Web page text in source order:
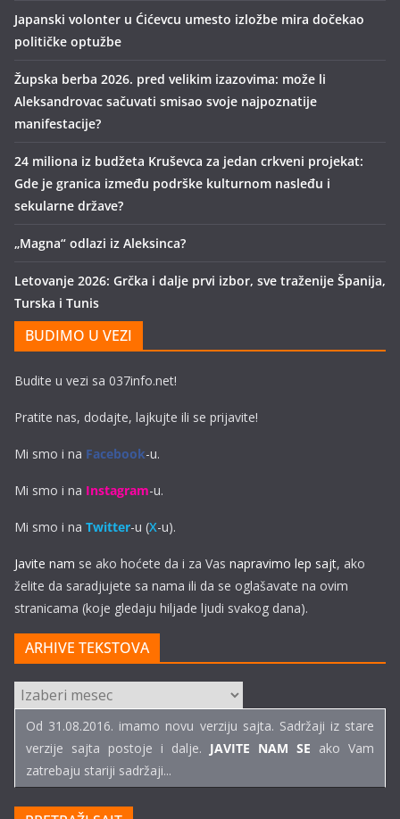
Japanski volonter u Ćićevcu umesto izložbe mira dočekao
političke optužbe
Župska berba 2026. pred velikim izazovima: može li
Aleksandrovac sačuvati smisao svoje najpoznatije
manifestacije?
24 miliona iz budžeta Kruševca za jedan crkveni projekat:
Gde je granica između podrške kulturnom nasleđu i
sekularne države?
„Magna“ odlazi iz Aleksinca?
Letovanje 2026: Grčka i dalje prvi izbor, sve traženije Španija,
Turska i Tunis
BUDIMO U VEZI
Budite u vezi sa 037info.net!
Pratite nas, dodajte, lajkujte ili se prijavite!
Mi smo i na Facebook-u.
Mi smo i na Instagram-u.
Mi smo i na Twitter-u (X-u).
Javite nam se ako hoćete da i za Vas napravimo lep sajt, ako
želite da saradjujete sa nama ili da se oglašavate na ovim
stranicama (koje gledaju hiljade ljudi svakog dana).
ARHIVE TEKSTOVA
ARHIVE
TEKSTOVA
Od 31.08.2016. imamo novu verziju sajta. Sadržaji iz stare
verzije sajta postoje i dalje. JAVITE NAM SE ako Vam
zatrebaju stariji sadržaji...